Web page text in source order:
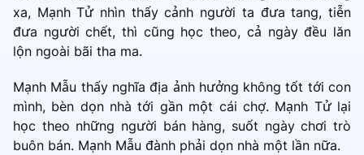
xa, Mạnh Tử nhìn thấy cảnh người ta đưa tang, tiễn
đưa người chết, thì cũng học theo, cả ngày đều lăn
lộn ngoài bãi tha ma.
Mạnh Mẫu thấy nghĩa địa ảnh hưởng không tốt tới con
mình, bèn dọn nhà tới gần một cái chợ. Mạnh Tử lại
học theo những người bán hàng, suốt ngày chơi trò
buôn bán. Mạnh Mẫu đành phải dọn nhà một lần nữa.